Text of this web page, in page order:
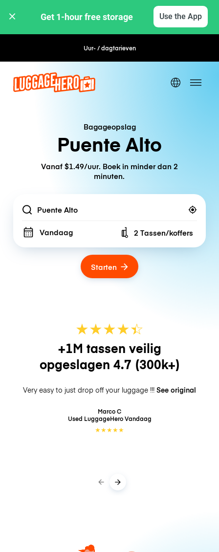
Get 1-hour free storage Use the App
Uur- / dagtarieven Flexibel boeken
Bagageopslag
Puente Alto
Vanaf $1.49/uur. Boek in minder dan 2
minuten.
Location
Vandaag Number of bags
2 Tassen/koffers
Starten
★★★★☆
★
+1M tassen veilig
opgeslagen 4.7 (300k+)
Very easy to just drop off your luggage !!! See original
Marco C
Used LuggageHeroVandaag
★★★★★